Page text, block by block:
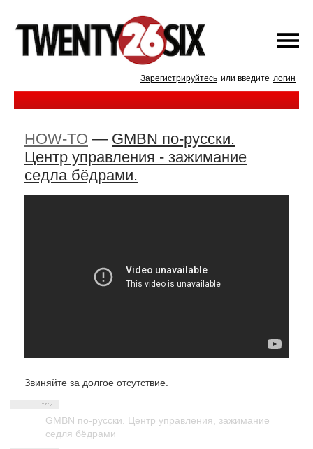
Зарегистрируйтесь или введите логин
HOW-TO — GMBN по-русски.
Центр управления - зажимание
седла бёдрами.
Звиняйте за долгое отсутствие.
GMBN по-русски. Центр управления
зажимание
седля бёдрами